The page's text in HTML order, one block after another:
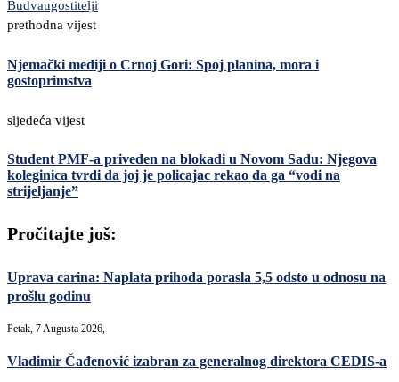
Budvaugostitelji
prethodna vijest
Njemački mediji o Crnoj Gori: Spoj planina, mora i
gostoprimstva
sljedeća vijest
Student PMF-a priveden na blokadi u Novom Sadu: Njegova
koleginica tvrdi da joj je policajac rekao da ga “vodi na
strijeljanje”
Pročitajte još:
Uprava carina: Naplata prihoda porasla 5,5 odsto u odnosu na
prošlu godinu
Petak, 7 Augusta 2026,
Vladimir Čađenović izabran za generalnog direktora CEDIS-a